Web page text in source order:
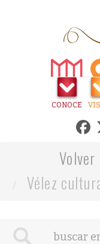
CONOCE
Volver
Vélez